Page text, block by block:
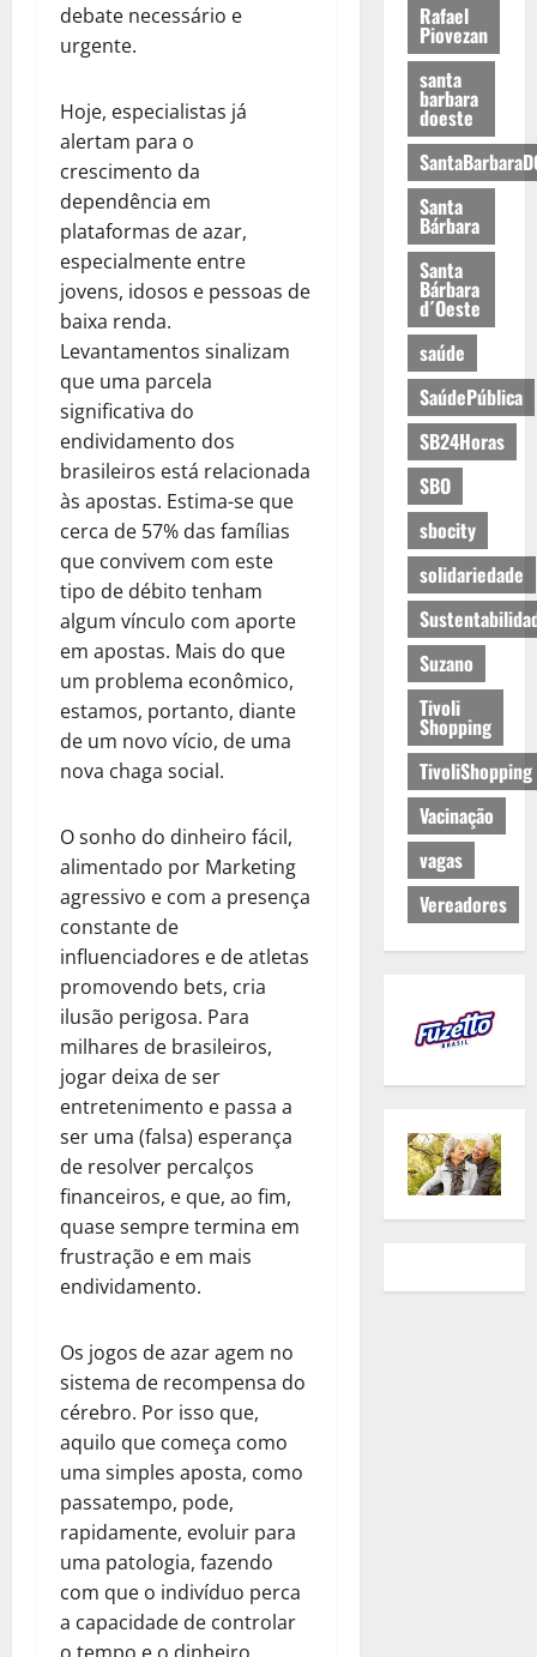
debate necessário e
urgente.
Hoje, especialistas já
alertam para o
crescimento da
dependência em
plataformas de azar,
especialmente entre
jovens, idosos e pessoas de
baixa renda.
Levantamentos sinalizam
que uma parcela
significativa do
endividamento dos
brasileiros está relacionada
às apostas. Estima-se que
cerca de 57% das famílias
que convivem com este
tipo de débito tenham
algum vínculo com aporte
em apostas. Mais do que
um problema econômico,
estamos, portanto, diante
de um novo vício, de uma
nova chaga social.
O sonho do dinheiro fácil,
alimentado por Marketing
agressivo e com a presença
constante de
influenciadores e de atletas
promovendo bets, cria
ilusão perigosa. Para
milhares de brasileiros,
jogar deixa de ser
entretenimento e passa a
ser uma (falsa) esperança
de resolver percalços
financeiros, e que, ao fim,
quase sempre termina em
frustração e em mais
endividamento.
Os jogos de azar agem no
sistema de recompensa do
cérebro. Por isso que,
aquilo que começa como
uma simples aposta, como
passatempo, pode,
rapidamente, evoluir para
uma patologia, fazendo
com que o indivíduo perca
a capacidade de controlar
o tempo e o dinheiro
Rafael
Piovezan
santa
barbara
doeste
Santa
Bárbara
Santa
Bárbara
d´Oeste
saúde
SaúdePública
SB24Horas
SBO
sbocity
solidariedade
Suzano
Tivoli
Shopping
TivoliShopping
Vacinação
vagas
Vereadores